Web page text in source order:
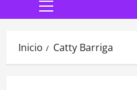
Menú
Inicio Catty Barriga